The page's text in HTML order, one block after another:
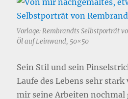
Vorlage: Rembrandts Selbstporträt
Öl auf Leinwand, 50×50
Sein Stil und sein
Laufe des Lebens sehr
mir seine Arbeiten nochmal